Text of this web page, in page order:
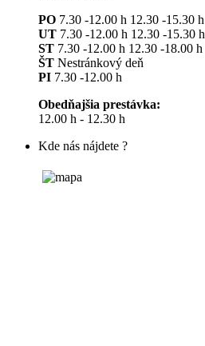
PO 7.30 -12.00 h 12.30 -15.30 h
UT 7.30 -12.00 h 12.30 -15.30 h
ST 7.30 -12.00 h 12.30 -18.00 h
ŠT Nestránkový deň
PI 7.30 -12.00 h
Obedňajšia prestávka:
12.00 h - 12.30 h
Kde nás nájdete ?